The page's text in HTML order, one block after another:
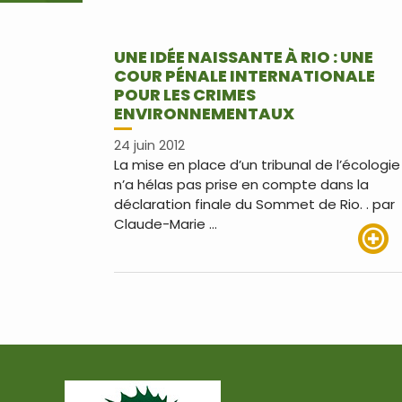
UNE IDÉE NAISSANTE À RIO : UNE
COUR PÉNALE INTERNATIONALE
POUR LES CRIMES
ENVIRONNEMENTAUX
24 juin 2012
La mise en place d’un tribunal de l’écologie
n’a hélas pas prise en compte dans la
déclaration finale du Sommet de Rio. . par
Claude-Marie …